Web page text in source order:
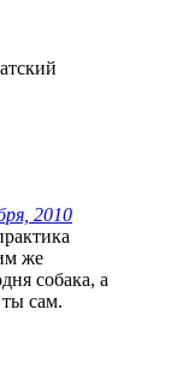
2010
же
собака, а
сам.